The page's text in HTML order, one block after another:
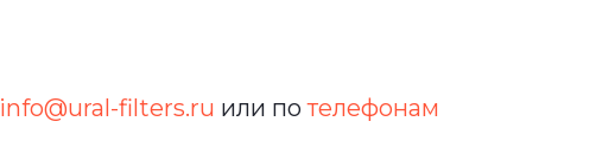
info@ural-filters.ru или потелефонам